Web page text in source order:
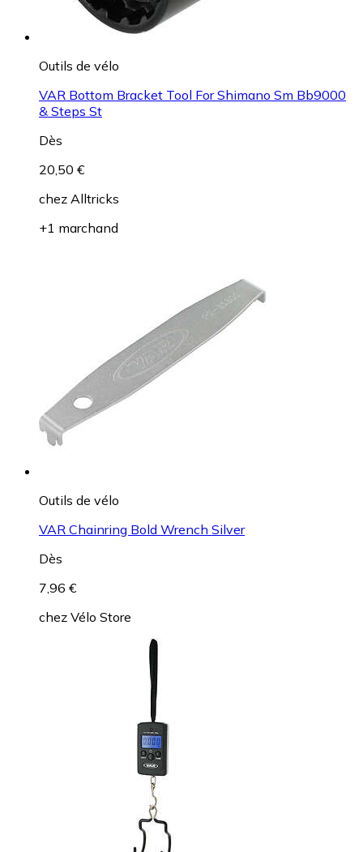
Outils de vélo
VAR Bottom Bracket Tool For Shimano Sm Bb9000
& Steps St
Dès
20,50 €
chez Alltricks
+1 marchand
Outils de vélo
VAR Chainring Bold Wrench Silver
Dès
7,96 €
chez Vélo Store